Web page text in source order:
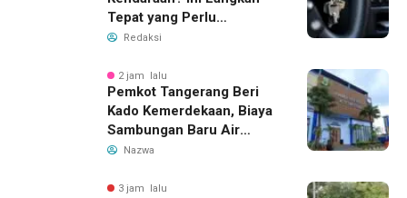
Tepat yang Perlu
Dilakukan
Redaksi
2 jam lalu
Pemkot Tangerang Beri
Kado Kemerdekaan, Biaya
Sambungan Baru Air
Bersih Dipangkas Jadi
Nazwa
3 jam lalu